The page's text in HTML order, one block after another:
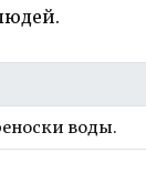
воды.